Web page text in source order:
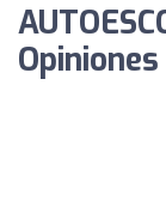
Opiniones